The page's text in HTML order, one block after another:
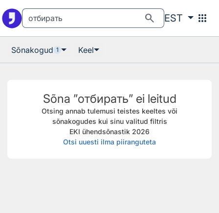
search EST apps
Sõnakogud 1 Keel
Sõna ”отбирать” ei leitud
Otsing annab tulemusi teistes keeltes või
sõnakogudes kui sinu valitud filtris
EKI ühendsõnastik 2026
Otsi uuesti ilma piiranguteta